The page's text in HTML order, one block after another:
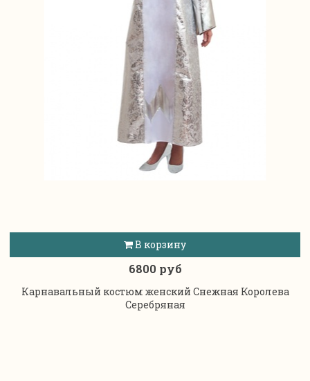
В корзину
6800 руб
Карнавальный костюм женский Снежная Королева
Серебряная